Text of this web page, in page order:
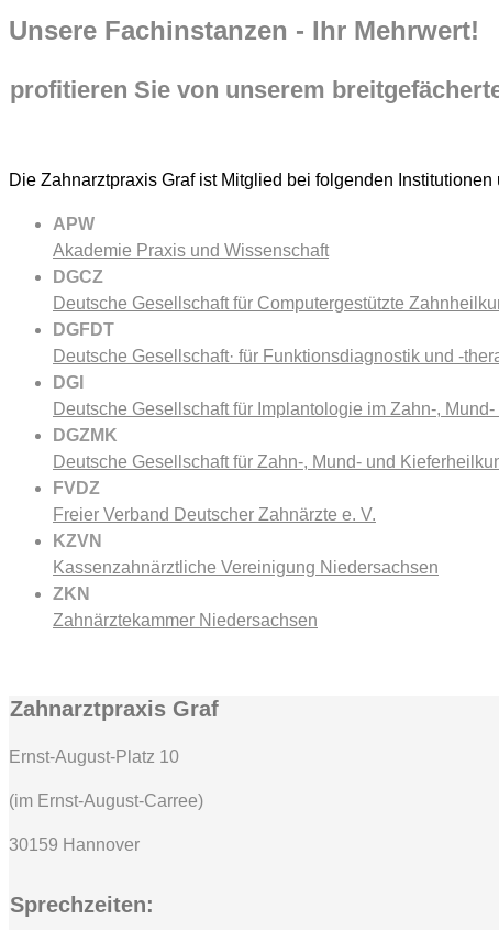
Unsere Fachinstanzen - Ihr Mehrwert!
profitieren Sie von unserem
Die Zahnarztpraxis Graf ist Mitglied bei folgenden Institutionen
APW
Akademie Praxis und Wissenschaft
DGCZ
Deutsche Gesellschaft für Computergestützte
DGFDT
Deutsche Gesellschaft· für Funktionsdiagnostik und -
DGI
Deutsche Gesellschaft für Implantologie im Zahn-,
DGZMK
Deutsche Gesellschaft für Zahn-, Mund- und
FVDZ
Freier Verband Deutscher Zahnärzte e. V.
KZVN
Kassenzahnärztliche Vereinigung Niedersachsen
ZKN
Zahnärztekammer Niedersachsen
Zahnarztpraxis Graf
Ernst-August-Platz 10
(im Ernst-August-Carree)
30159 Hannover
Sprechzeiten: